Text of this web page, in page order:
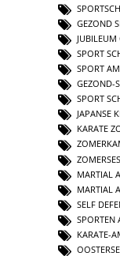
GEZOND
JUBILEUM
SPORT
SPORT
GEZOND-
SPORT
JAPANSE
KARATE
MARTIAL
MARTIAL
SELF
SPORTEN
KARATE-